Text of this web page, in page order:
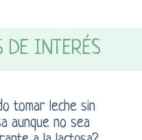
DE INTERÉS
tomar leche sin
aunque no sea